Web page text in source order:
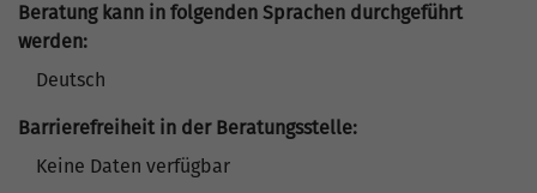
Beratung kann in folgenden Sprachen durchgeführt
werden:
Deutsch
Barrierefreiheit in der Beratungsstelle:
Keine Daten verfügbar